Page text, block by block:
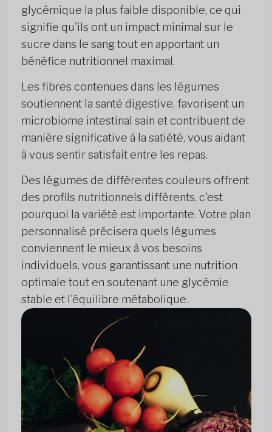
glycémique la plus faible disponible, ce qui
signifie qu'ils ont un impact minimal sur le
sucre dans le sang tout en apportant un
bénéfice nutritionnel maximal.
Les fibres contenues dans les légumes
soutiennent la santé digestive, favorisent un
microbiome intestinal sain et contribuent de
manière significative à la satiété, vous aidant
à vous sentir satisfait entre les repas.
Des légumes de différentes couleurs offrent
des profils nutritionnels différents, c'est
pourquoi la variété est importante. Votre plan
personnalisé précisera quels légumes
conviennent le mieux à vos besoins
individuels, vous garantissant une nutrition
optimale tout en soutenant une glycémie
stable et l'équilibre métabolique.